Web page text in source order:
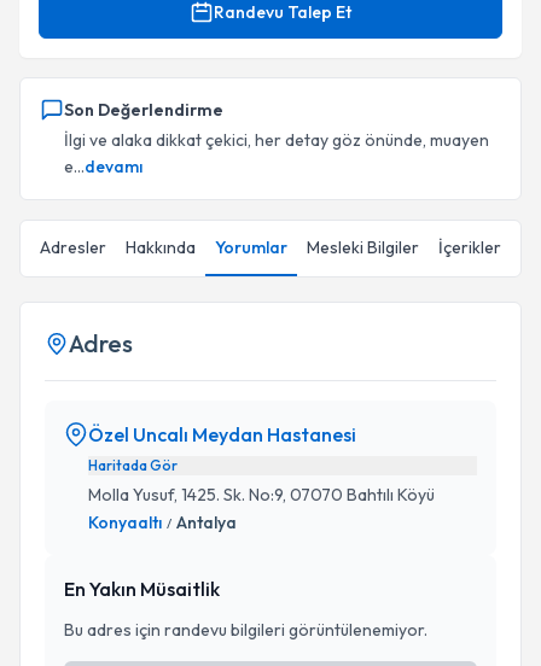
Randevu Talep Et
Son Değerlendirme
İlgi ve alaka dikkat çekici, her detay göz önünde, muayen
e...devamı
Adresler Hakkında Yorumlar Mesleki Bilgiler İçerikler
Adres
Özel Uncalı Meydan Hastanesi
Haritada Gör
Molla Yusuf, 1425. Sk. No:9, 07070 Bahtılı Köyü
Konyaaltı / Antalya
En Yakın Müsaitlik
Bu adres için randevu bilgileri görüntülenemiyor.